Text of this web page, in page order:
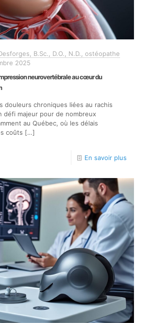
B.Sc., D.O., N.D., ostéopathe
2025
neurovertébrale au cœur du
douleurs chroniques liées au rachis
défi majeur pour de nombreux
au Québec, où les délais
coûts […]
En savoir plus